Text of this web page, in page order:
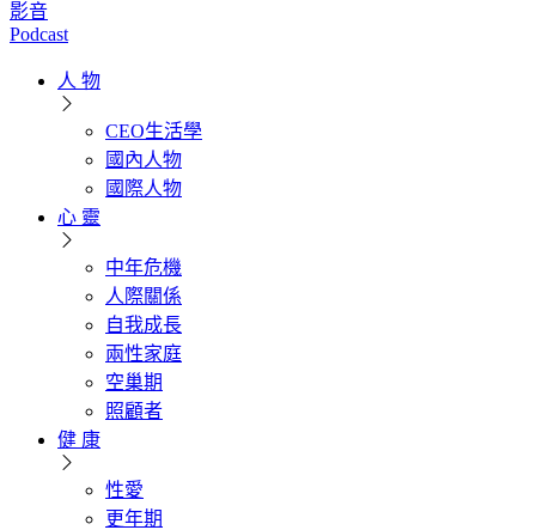
影音
Podcast
人 物
CEO生活學
國內人物
國際人物
心 靈
中年危機
人際關係
自我成長
兩性家庭
空巢期
照顧者
健 康
性愛
更年期